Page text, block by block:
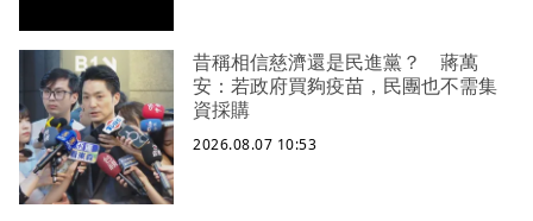
昔稱相信慈濟還是民進黨？ 蔣萬
安：若政府買夠疫苗，民團也不需集
資採購
2026.08.07 10:53